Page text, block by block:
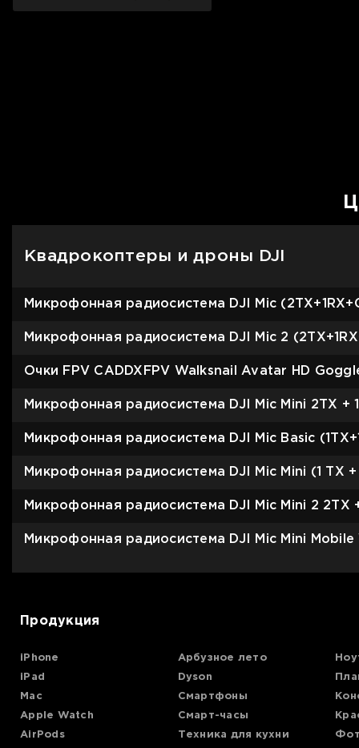
Квадрокоптеры и дроны DJI
Микрофонная радиосистема DJI Mic
Микрофонная радиосистема DJI Mic 2
Очки FPV CADDXFPV Walksnail Avatar HD
Микрофонная радиосистема DJI Mic Mini 2TX +
Микрофонная радиосистема DJI Mic Basic
Микрофонная радиосистема DJI Mic Mini (1 TX
Микрофонная радиосистема DJI Mic Mini 2 2TX
Микрофонная радиосистема DJI Mic Mini
Продукция
iPhone
iPad
Mac
Apple Watch
AirPods
Арбузное лето
Dyson
Смартфоны
Смарт-часы
Техника для кухни